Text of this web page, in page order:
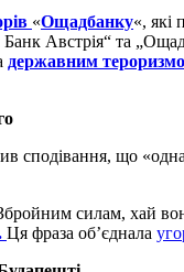
«Ощадбанку«, які
Австрія“ та
державним
сподівання, що
силам, хай
Ця фраза об’єднала